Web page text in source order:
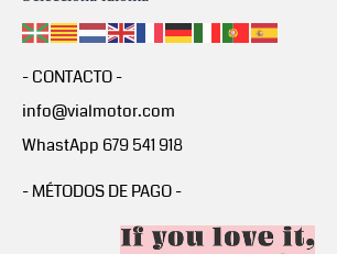
- CONTACTO -
info@vialmotor.com
WhastApp 679 541 918
- MÉTODOS DE PAGO -